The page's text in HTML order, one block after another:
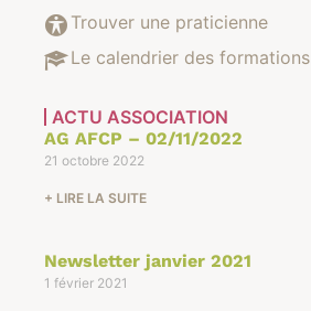
Trouver une praticienne
Le calendrier des formations
ACTU ASSOCIATION
AG AFCP – 02/11/2022
21 octobre 2022
+ LIRE LA SUITE
Newsletter janvier 2021
1 février 2021